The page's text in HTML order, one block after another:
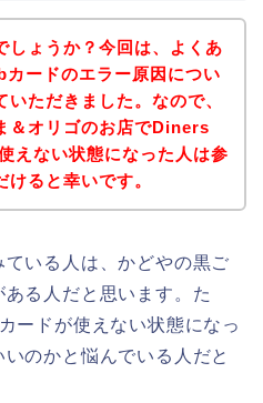
しょうか？今回は、よくあ
ードのエラー原因につい
いただきました。なので、
＆オリゴのお店でDiners
えない状態になった人は参
ると幸いです。
いる人は、かどやの黒ご
る人だと思います。た
ードが使えない状態になっ
のかと悩んでいる人だと